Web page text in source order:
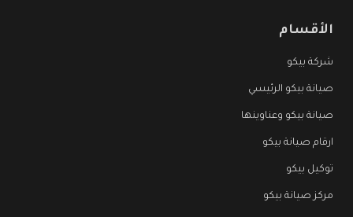
الأقسام
شركة بيكو
صيانة بيكو الرئيسي
صيانة بيكو وعناوينها
ارقام صيانة بيكو
توكيل بيكو
مركز صيانة بيكو